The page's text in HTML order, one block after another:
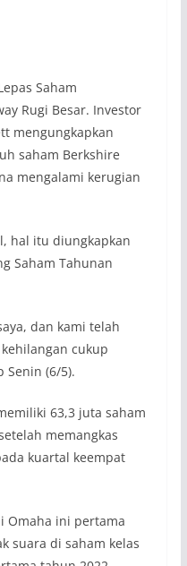
Saham
Rugi Besar. Investor
mengungkapkan
saham Berkshire
mengalami kerugian
hal itu diungkapkan
Saham Tahunan
dan kami telah
cukup
Senin (6/5).
63,3 juta saham
memangkas
kuartal keempat
Omaha ini pertama
suara di saham kelas